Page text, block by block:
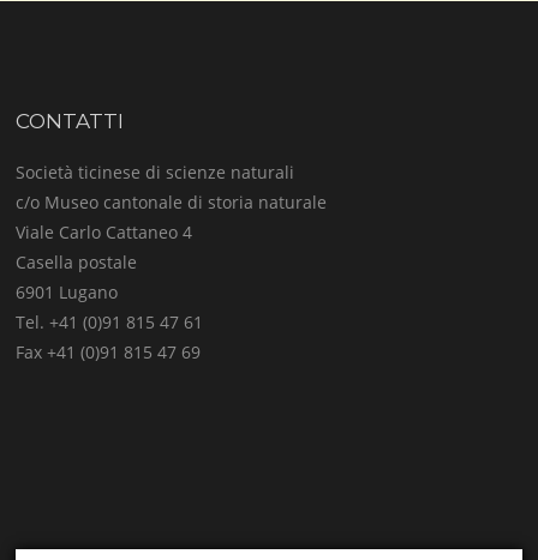
CONTATTI
Società ticinese di scienze naturali
c/o Museo cantonale di storia naturale
Viale Carlo Cattaneo 4
Casella postale
6901 Lugano
Tel. +41 (0)91 815 47 61
Fax +41 (0)91 815 47 69